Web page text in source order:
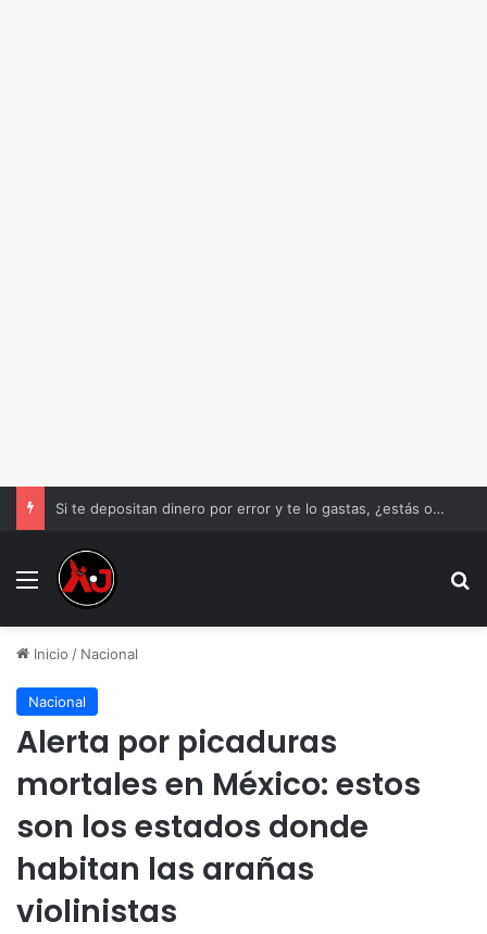
Si te depositan dinero por error y te lo gastas, ¿estás obligado a devolverlo?
Menu
Inicio / Nacional
Nacional
Alerta por picaduras
mortales en México: estos
son los estados donde
habitan las arañas
violinistas